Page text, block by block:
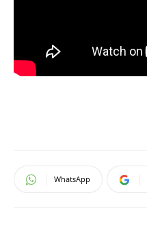
WhatsApp